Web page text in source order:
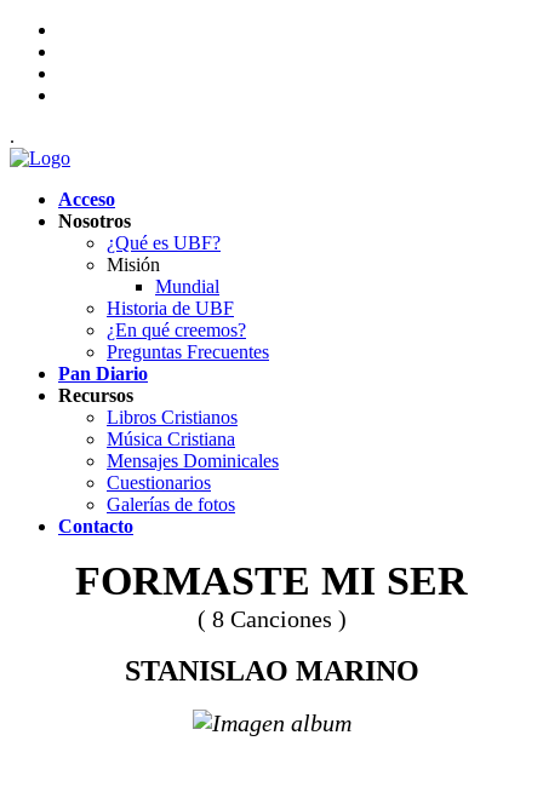
.
Acceso
Nosotros
¿Qué es UBF?
Misión
Mundial
Historia de UBF
¿En qué creemos?
Preguntas Frecuentes
Pan Diario
Recursos
Libros Cristianos
Música Cristiana
Mensajes Dominicales
Cuestionarios
Galerías de fotos
Contacto
FORMASTE MI SER
( 8 Canciones )
STANISLAO MARINO